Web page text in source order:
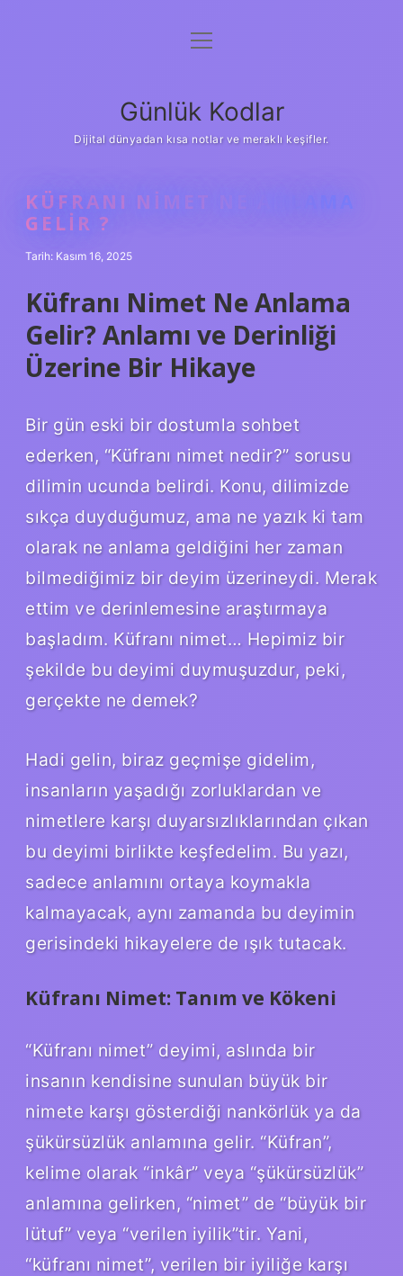
Anasayfa
Yasal Uyarı
menüyü
Günlük Kodlar
Dijital dünyadan kısa notlar ve meraklı keşifler.
KÜFRANI NIMET NE ANLAMA
GELIR ?
Tarih: Kasım 16, 2025
Küfranı Nimet Ne Anlama
Gelir? Anlamı ve Derinliği
Üzerine Bir Hikaye
Bir gün eski bir dostumla sohbet
ederken, “Küfranı nimet nedir?” sorusu
dilimin ucunda belirdi. Konu, dilimizde
sıkça duyduğumuz, ama ne yazık ki tam
olarak ne anlama geldiğini her zaman
bilmediğimiz bir deyim üzerineydi. Merak
ettim ve derinlemesine araştırmaya
başladım. Küfranı nimet… Hepimiz bir
şekilde bu deyimi duymuşuzdur, peki,
gerçekte ne demek?
Hadi gelin, biraz geçmişe gidelim,
insanların yaşadığı zorluklardan ve
nimetlere karşı duyarsızlıklarından çıkan
bu deyimi birlikte keşfedelim. Bu yazı,
sadece anlamını ortaya koymakla
kalmayacak, aynı zamanda bu deyimin
gerisindeki hikayelere de ışık tutacak.
Küfranı Nimet: Tanım ve Kökeni
“Küfranı nimet” deyimi, aslında bir
insanın kendisine sunulan büyük bir
nimete karşı gösterdiği nankörlük ya da
şükürsüzlük anlamına gelir. “Küfran”,
kelime olarak “inkâr” veya “şükürsüzlük”
anlamına gelirken, “nimet” de “büyük bir
lütuf” veya “verilen iyilik”tir. Yani,
“küfranı nimet”, verilen bir iyiliğe karşı